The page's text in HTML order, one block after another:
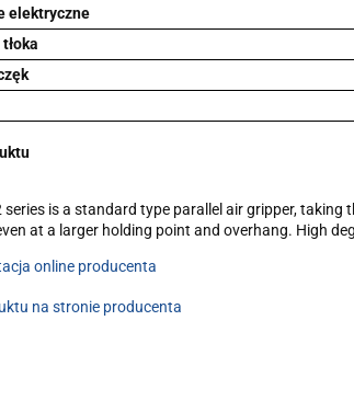
elektryczne
series is a standard type parallel air gripper,
at a larger holding point and overhang. High
online producenta
na stronie producenta